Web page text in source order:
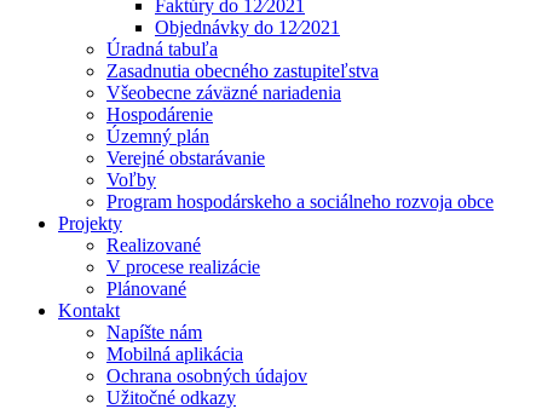
Faktúry do 12⁄2021
Objednávky do 12⁄2021
Úradná tabuľa
Zasadnutia obecného zastupiteľstva
Všeobecne záväzné nariadenia
Hospodárenie
Územný plán
Verejné obstarávanie
Voľby
Program hospodárskeho a sociálneho rozvoja obce
Projekty
Realizované
V procese realizácie
Plánované
Kontakt
Napíšte nám
Mobilná aplikácia
Ochrana osobných údajov
Užitočné odkazy